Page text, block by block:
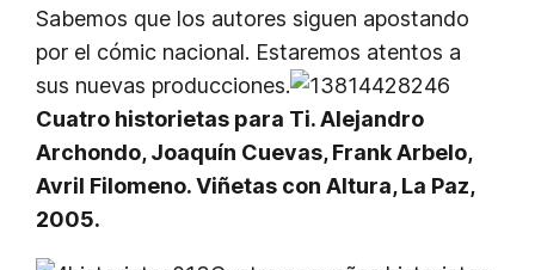
Sabemos que los autores siguen apostando
por el cómic nacional. Estaremos atentos a
sus nuevas producciones.
Cuatro historietas para Ti. Alejandro
Archondo, Joaquín Cuevas, Frank Arbelo,
Avril Filomeno. Viñetas con Altura, La Paz,
2005.